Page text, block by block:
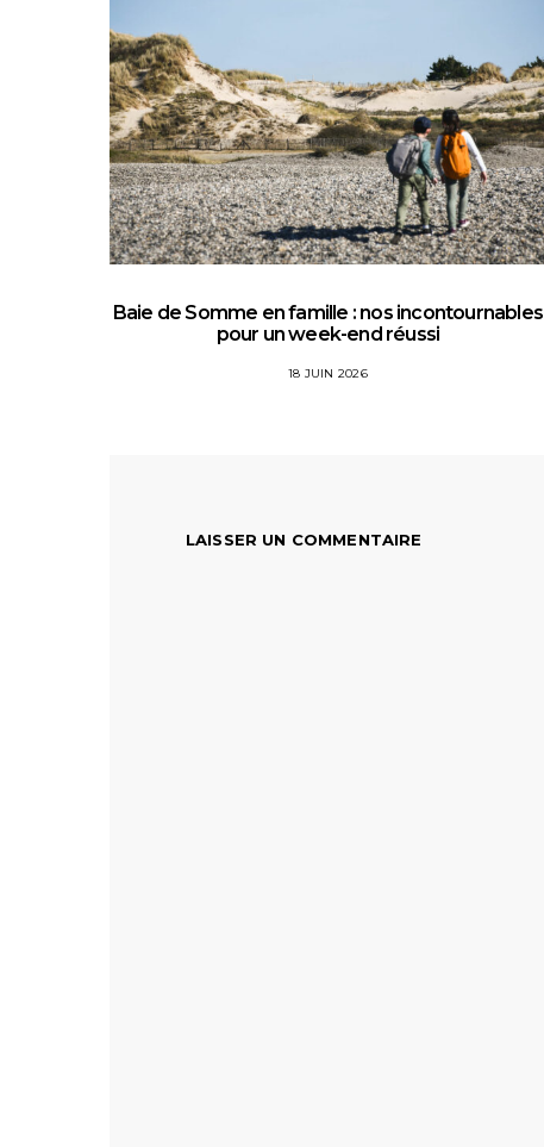
Baie de Somme en famille : nos incontournables
pour un week-end réussi
18 JUIN 2026
LAISSER UN COMMENTAIRE